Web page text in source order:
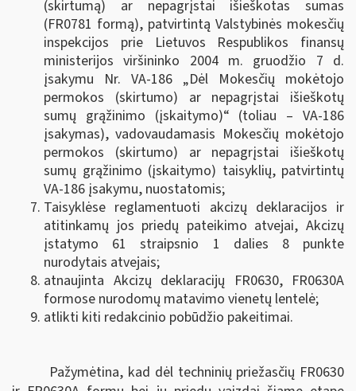
(skirtumą) ar nepagrįstai išieškotas sumas
(FR0781 formą), patvirtintą Valstybinės mokesčių
inspekcijos prie Lietuvos Respublikos finansų
ministerijos viršininko 2004 m. gruodžio 7 d.
įsakymu Nr. VA-186 „Dėl Mokesčių mokėtojo
permokos (skirtumo) ar nepagrįstai išieškotų
sumų grąžinimo (įskaitymo)“ (toliau – VA-186
įsakymas), vadovaudamasis Mokesčių mokėtojo
permokos (skirtumo) ar nepagrįstai išieškotų
sumų grąžinimo (įskaitymo) taisyklių, patvirtintų
VA-186 įsakymu, nuostatomis;
Taisyklėse reglamentuoti akcizų deklaracijos ir
atitinkamų jos priedų pateikimo atvejai, Akcizų
įstatymo 61 straipsnio 1 dalies 8 punkte
nurodytais atvejais;
atnaujinta Akcizų deklaracijų FR0630, FR0630A
formose nurodomų matavimo vienetų lentelė;
atlikti kiti redakcinio pobūdžio pakeitimai.
Pažymėtina, kad dėl techninių priežasčių FR0630